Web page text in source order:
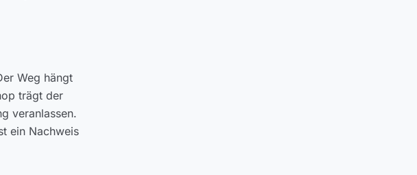
Weg hängt
trägt der
veranlassen.
ein Nachweis